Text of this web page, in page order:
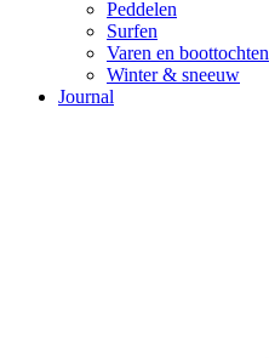
Peddelen
Surfen
Varen en boottochten
Winter & sneeuw
Journal